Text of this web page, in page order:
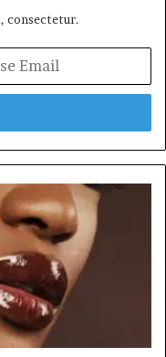
consectetur.